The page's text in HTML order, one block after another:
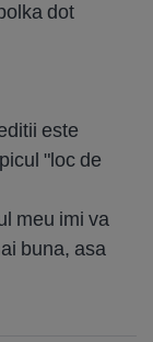
dot
este
"loc de
meu imi va
buna, asa